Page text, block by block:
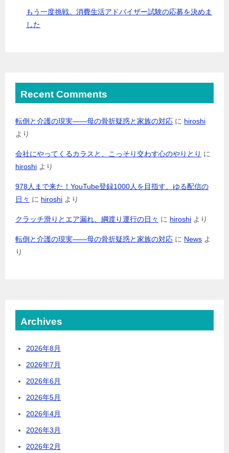
もう一度挑戦。消費生活アドバイザー試験の応募を決めま
した
Recent Comments
転倒と介護の現実――母の骨折疑惑と家族の対応 に hiroshi
より
会社にやってくるカラスと、こっそり交わす心のやりとり に
hiroshi より
978人まで来た！YouTube登録1000人を目指す、ゆる配信の
日々 に hiroshi より
クラッチ滑りとエア漏れ、綱渡り運行の日々 に hiroshi より
転倒と介護の現実――母の骨折疑惑と家族の対応 に News よ
り
Archives
2026年8月
2026年7月
2026年6月
2026年5月
2026年4月
2026年3月
2026年2月